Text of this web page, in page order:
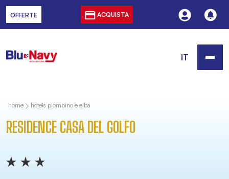
OFFERTE ACQUISTA
IT
home hotels piombino e elba
RESIDENCE CASA DEL GOLFO